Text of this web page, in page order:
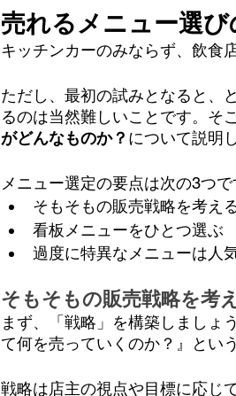
売れるメニュー選び
キッチンカーのみならず、飲食
ただし、最初の試みとなると、
るのは当然難しいことです。そこ
がどんなものか？ について説明
メニュー選定の要点は次の3つで
そもそもの販売戦略を考え
看板メニューをひとつ選ぶ
過度に特異なメニューは人
そもそもの販売戦略を考
まず、「戦略」を構築しましょ
て何を売っていくのか？』とい
戦略は店主の視点や目標に応じ